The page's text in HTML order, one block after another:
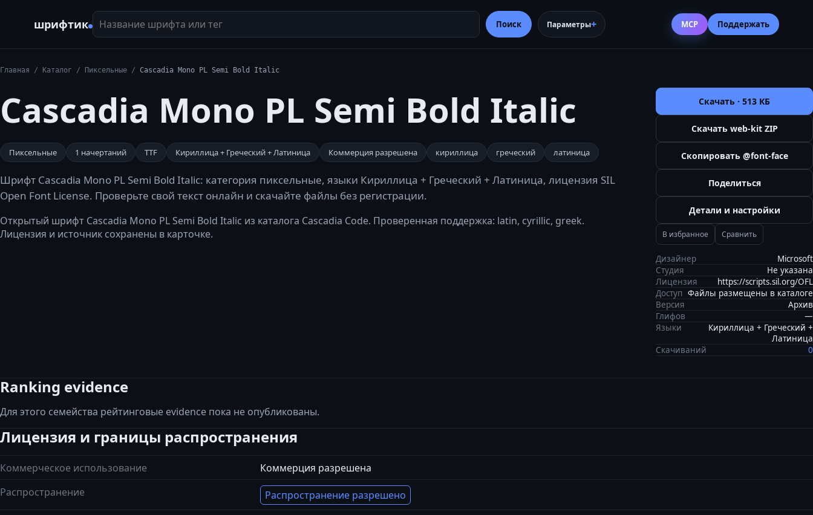
шрифтик Название шрифта или тег
Поиск Параметры MCP Поддержать
Главная / Каталог / Пиксельные / Cascadia Mono PL Semi Bold Italic
Cascadia Mono PL Semi Bold Italic
Пиксельные 1 начертаний TTF Кириллица + Греческий + Латиница Коммерция разрешена кириллица греческий латиница
Шрифт Cascadia Mono PL Semi Bold Italic: категория пиксельные, языки Кириллица + Греческий + Латиница, лицензия SIL
Open Font License. Проверьте свой текст онлайн и скачайте файлы без регистрации.
Открытый шрифт Cascadia Mono PL Semi Bold Italic из каталога Cascadia Code. Проверенная поддержка: latin, cyrillic, greek.
Лицензия и источник сохранены в карточке.
Скачать · 513 КБ
Скачать web-kit ZIP
Скопировать @font-face
Поделиться
Детали и настройки
В избранное Сравнить
Дизайнер
Microsoft
Студия
Не указана
Лицензия
https://scripts.sil.org/OFL
Доступ Файлы размещены в каталоге
Версия
Архив
Глифов
—
Языки
Кириллица + Греческий +
Латиница
Скачиваний
0
Ranking evidence
Для этого семейства рейтинговые evidence пока не опубликованы.
Лицензия и границы распространения
Коммерческое использование
Коммерция разрешена
Распространение
Распространение разрешено